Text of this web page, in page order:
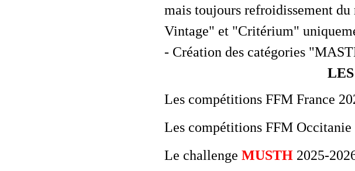
mais toujours refroidissement
Vintage" et "Critérium"
- Création des catégories
Les compétitions FFM France
Les compétitions FFM
Le challengeMUSTH 2025-